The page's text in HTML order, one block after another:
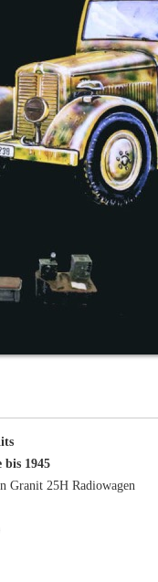
1945
Granit 25H Radiowagen